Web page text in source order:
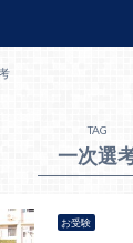
TAG
一次選
お受験